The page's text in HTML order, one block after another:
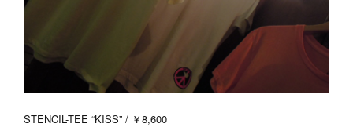
STENCIL-TEE “KISS” / ￥8,600